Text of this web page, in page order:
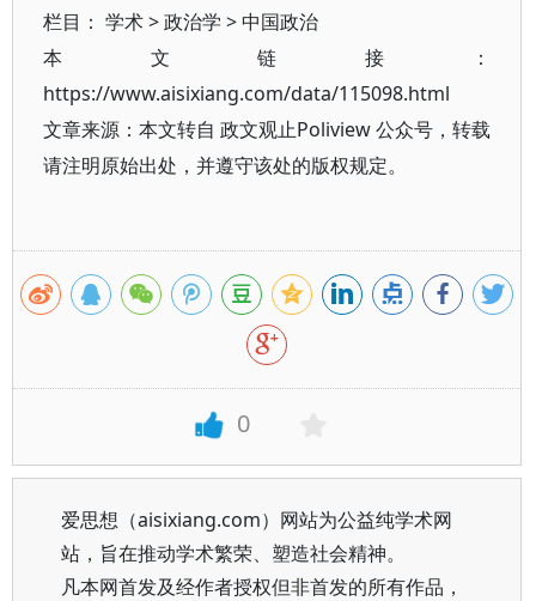
栏目： 学术>政治学 >中国政治
本文链接：
https://www.aisixiang.com/data/115098.html
文章来源：本文转自 政文观止Poliview 公众号，转载
请注明原始出处，并遵守该处的版权规定。
0
爱思想（aisixiang.com）网站为公益纯学术网
站，旨在推动学术繁荣、塑造社会精神。
凡本网首发及经作者授权但非首发的所有作品，